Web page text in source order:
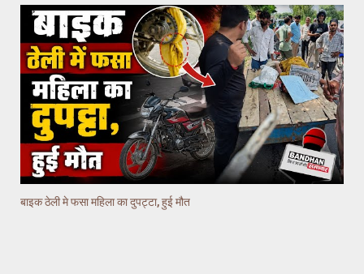
बाइक ठेली मे फसा महिला का दुपट्टा, हुई मौत